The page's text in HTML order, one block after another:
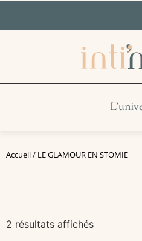
Accueil/ LE GLAMOUR EN STOMIE
2 résultats affichés